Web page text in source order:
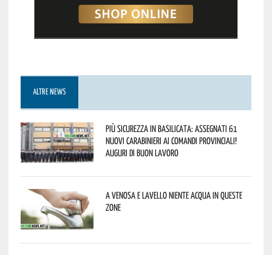
ALTRE NEWS
Più sicurezza in Basilicata: assegnati 61
nuovi Carabinieri ai Comandi provinciali!
Auguri di buon lavoro
A Venosa e Lavello niente acqua in queste
zone